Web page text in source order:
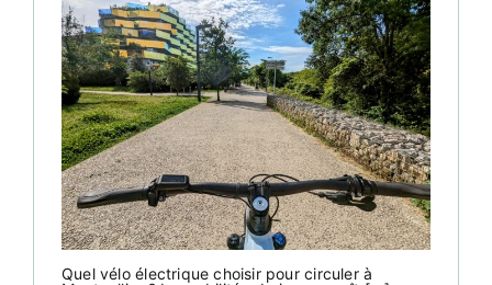
Quel vélo électrique choisir pour circuler à